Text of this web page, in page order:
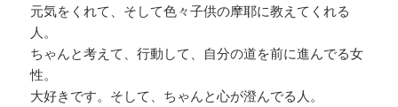
元気をくれて、そして色々子供の摩耶に教えてくれる
人。
ちゃんと考えて、行動して、自分の道を前に進んでる女
性。
大好きです。そして、ちゃんと心が澄んでる人。